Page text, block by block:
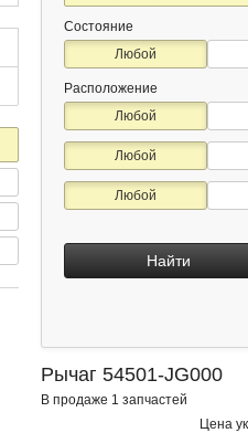
Состояние
Любой
Расположение
Любой
Любой
Любой
Найти
Рычаг 54501-JG000
В продаже 1 запчастей
Цена